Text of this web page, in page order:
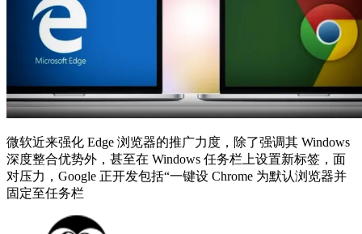
微软近来强化 Edge 浏览器的推广力度，除了强调其 Windows
深度整合优势外，甚至在 Windows 任务栏上设置新标签，面
对压力，Google 正开发包括“一键设 Chrome 为默认浏览器并
固定至任务栏